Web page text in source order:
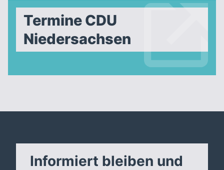
Termine CDU
Niedersachsen
Informiert bleiben und